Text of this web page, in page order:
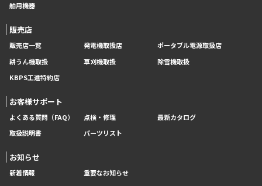
舶用機器
販売店
販売店一覧 発電機取扱店
ポータブル電源取扱店
耕うん機取扱
草刈機取扱
除雪機取扱
KBPS工進特約店
お客様サポート
よくある質問（FAQ） 点検・修理
最新カタログ
取扱説明書
パーツリスト
お知らせ
新着情報 重要なお知らせ